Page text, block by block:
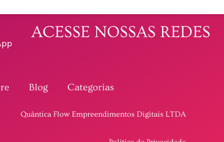
ACESSE NOSSAS REDES
Blog Categorias
Quântica Flow Empreendimentos Digitais LTDA